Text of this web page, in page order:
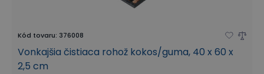
Kód tovaru: 376008
Vonkajšia čistiaca rohož kokos/guma, 40 x 60 x
2,5 cm